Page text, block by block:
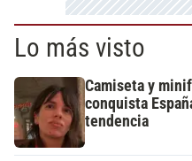
Lo más visto
Camiseta y
conquista
tendencia